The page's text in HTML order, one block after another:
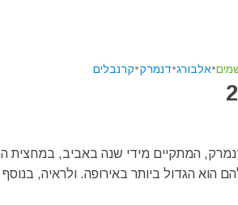
•אלבורג•דנמרק•קרנבלים
המתקיים מידי שנה באביב, במחצית
הגדול ביותר באירופה. ולראיה, בנוסף